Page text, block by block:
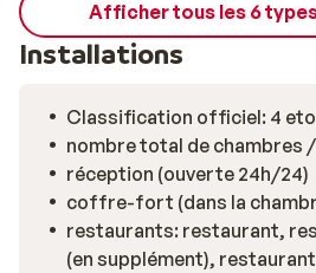
plusieurs bars pour varier les
Arabesque West Bay est
adultes (16+) et dispose de ses
d’animation? Les autres
Arabesque sont toujours à
Afficher tous les 6
Installations
Classification officiel: 4
nombre total de chambres
réception (ouverte 24h/24)
coffre-fort (dans la
restaurants: restaurant,
(en supplément),